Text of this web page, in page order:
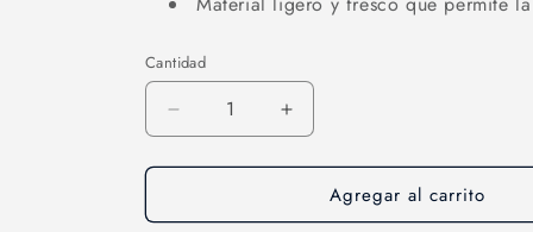
Cantidad
Cantidad
Reducir
cantidad
para
102
Aumentar
cantidad
para
Medias-
102
Agregar al carrito